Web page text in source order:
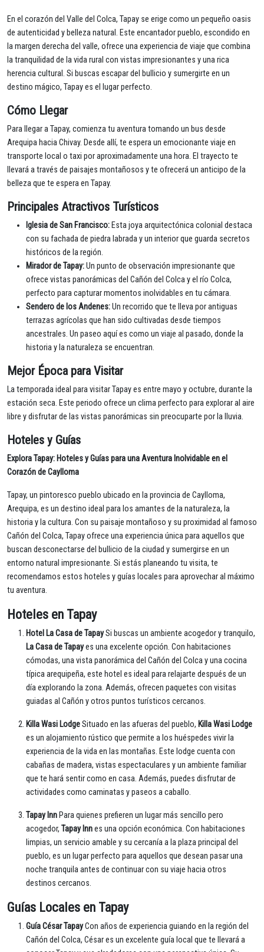
En el corazón del Valle del Colca, Tapay se erige como un pequeño oasis
de autenticidad y belleza natural. Este encantador pueblo, escondido en
la margen derecha del valle, ofrece una experiencia de viaje que combina
la tranquilidad de la vida rural con vistas impresionantes y una rica
herencia cultural. Si buscas escapar del bullicio y sumergirte en un
destino mágico, Tapay es el lugar perfecto.
Cómo Llegar
Para llegar a Tapay, comienza tu aventura tomando un bus desde
Arequipa hacia Chivay. Desde allí, te espera un emocionante viaje en
transporte local o taxi por aproximadamente una hora. El trayecto te
llevará a través de paisajes montañosos y te ofrecerá un anticipo de la
belleza que te espera en Tapay.
Principales Atractivos Turísticos
Iglesia de San Francisco: Esta joya arquitectónica colonial destaca
con su fachada de piedra labrada y un interior que guarda secretos
históricos de la región.
Mirador de Tapay:Un punto de observación impresionante que
ofrece vistas panorámicas del Cañón del Colca y el río Colca,
perfecto para capturar momentos inolvidables en tu cámara.
Sendero de los Andenes:Un recorrido que te lleva por antiguas
terrazas agrícolas que han sido cultivadas desde tiempos
ancestrales. Un paseo aquí es como un viaje al pasado, donde la
historia y la naturaleza se encuentran.
Mejor Época para Visitar
La temporada ideal para visitar Tapay es entre mayo y octubre, durante la
estación seca. Este periodo ofrece un clima perfecto para explorar al aire
libre y disfrutar de las vistas panorámicas sin preocuparte por la lluvia.
Hoteles y Guías
Explora Tapay: Hoteles y Guías para una Aventura Inolvidable en el
Corazón de Caylloma
Tapay, un pintoresco pueblo ubicado en la provincia de Caylloma,
Arequipa, es un destino ideal para los amantes de la naturaleza, la
historia y la cultura. Con su paisaje montañoso y su proximidad al famoso
Cañón del Colca, Tapay ofrece una experiencia única para aquellos que
buscan desconectarse del bullicio de la ciudad y sumergirse en un
entorno natural impresionante. Si estás planeando tu visita, te
recomendamos estos hoteles y guías locales para aprovechar al máximo
tu aventura.
Hoteles en Tapay
Hotel La Casa de TapaySi buscas un ambiente acogedor y tranquilo,
La Casa de Tapayes una excelente opción. Con habitaciones
cómodas, una vista panorámica del Cañón del Colca y una cocina
típica arequipeña, este hotel es ideal para relajarte después de un
día explorando la zona. Además, ofrecen paquetes con visitas
guiadas al Cañón y otros puntos turísticos cercanos.
Killa Wasi LodgeSituado en las afueras del pueblo, Killa Wasi Lodge
es un alojamiento rústico que permite a los huéspedes vivir la
experiencia de la vida en las montañas. Este lodge cuenta con
cabañas de madera, vistas espectaculares y un ambiente familiar
que te hará sentir como en casa. Además, puedes disfrutar de
actividades como caminatas y paseos a caballo.
Tapay Inn Para quienes prefieren un lugar más sencillo pero
acogedor, Tapay Innes una opción económica. Con habitaciones
limpias, un servicio amable y su cercanía a la plaza principal del
pueblo, es un lugar perfecto para aquellos que desean pasar una
noche tranquila antes de continuar con su viaje hacia otros
destinos cercanos.
Guías Locales en Tapay
Guía César TapayCon años de experiencia guiando en la región del
Cañón del Colca, César es un excelente guía local que te llevará a